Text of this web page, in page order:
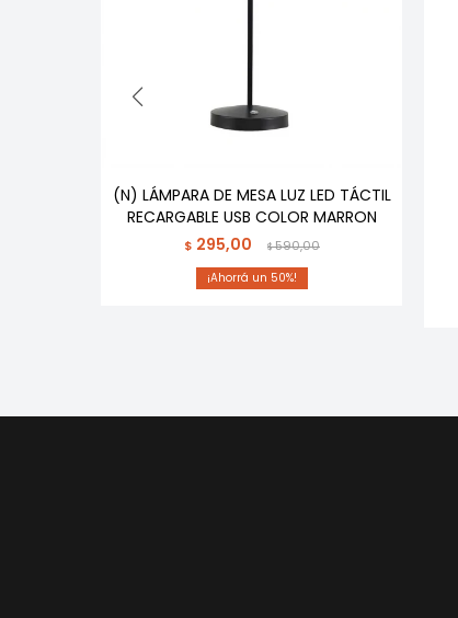
(N) LÁMPARA DE MESA LUZ LED TÁCTIL
RECARGABLE USB COLOR MARRON
$ 295,00 $590,00
50